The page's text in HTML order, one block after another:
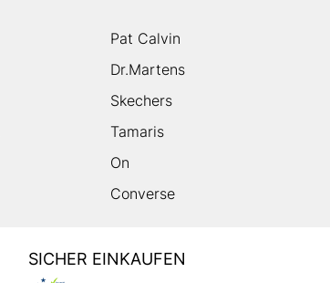
Pat Calvin
Dr.Martens
Skechers
Tamaris
On
Converse
SICHER EINKAUFEN